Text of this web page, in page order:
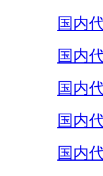
国内
国内
国内
国内
国内